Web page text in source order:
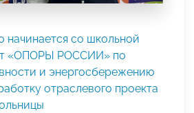
начинается со школьной
«ОПОРЫ РОССИИ» по
и энергосбережению
отраслевого проекта